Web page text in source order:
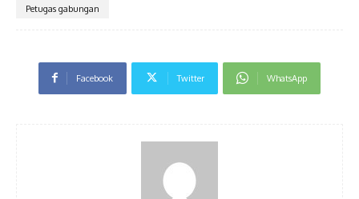
Petugas gabungan
Facebook Twitter WhatsApp